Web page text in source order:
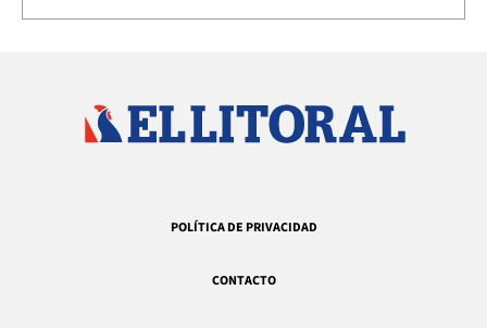
POLÍTICA DE PRIVACIDAD
CONTACTO